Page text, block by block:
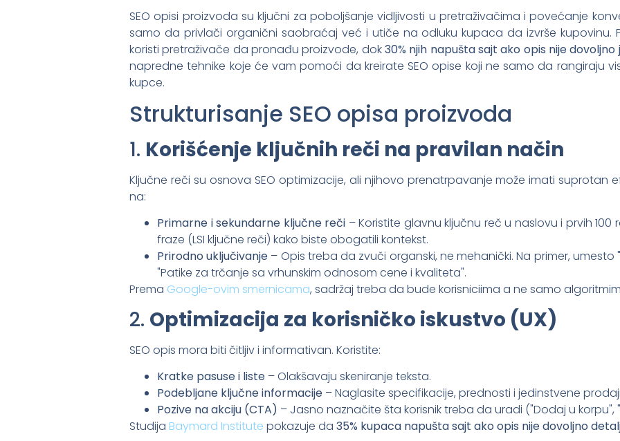
SEO opisi proizvoda su ključni za poboljšanje vidljivosti u pretraživačima i povećanje
samo da privlači organični saobraćaj već i utiče na odluku kupaca da izvrše kupovinu.
koristi pretraživače da pronađu proizvode, dok30% njih napušta sajt ako opis nije dovoljno
napredne tehnike koje će vam pomoći da kreirate SEO opise koji ne samo da rangiraju
kupce.
Strukturisanje SEO opisa proizvoda
1. Korišćenje ključnih reči na pravilan način
Ključne reči su osnova SEO optimizacije, ali njihovo prenatrpavanje može imati suprotan
na:
Primarne i sekundarne ključne reči – Koristite glavnu ključnu reč u naslovu i prvih
fraze (LSI ključne reči) kako biste obogatili kontekst.
Prirodno uključivanje – Opis treba da zvuči organski, ne mehanički. Na primer,
"Patike za trčanje sa vrhunskim odnosom cene i kvaliteta".
Prema Google-ovim smernicama, sadržaj treba da bude korisniciima a ne samo
2. Optimizacija za korisničko iskustvo (UX)
SEO opis mora biti čitljiv i informativan. Koristite:
Kratke pasuse i liste – Olakšavaju skeniranje teksta.
Podebljane ključne informacije – Naglasite specifikacije, prednosti i jedinstvene
Pozive na akciju (CTA) – Jasno naznačite šta korisnik treba da uradi ("Dodaj u korpu",
Studija Baymard Institute pokazuje da 35% kupaca napušta sajt ako opis nije dovoljno